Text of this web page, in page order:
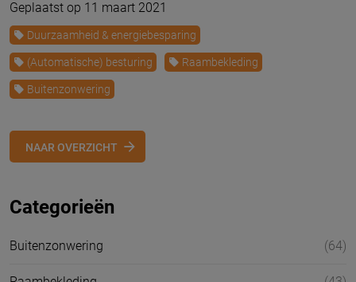
Geplaatst op 11 maart 2021
Duurzaamheid & energiebesparing
(Automatische) besturing Raambekleding
Buitenzonwering
NAAR OVERZICHT
Categorieën
Buitenzonwering (64)